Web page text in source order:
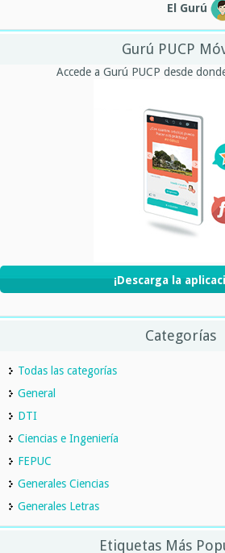
El Gurú
Gurú PUCP
Accede a Gurú PUCP desde
¡Descarga la
Categorías
Todas las categorías
General
DTI
Ciencias e Ingeniería
FEPUC
Generales Ciencias
Generales Letras
Etiquetas Más